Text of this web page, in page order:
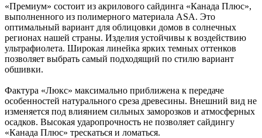
«Премиум» состоит из акрилового сайдинга «Канада Плюс»,
выполненного из полимерного материала ASA. Это
оптимальный вариант для облицовки домов в солнечных
регионах нашей страны. Изделия устойчивы к воздействию
ультрафиолета. Широкая линейка ярких темных оттенков
позволяет выбрать самый подходящий по стилю вариант
обшивки.
Фактура «Люкс» максимально приближена к передаче
особенностей натурального среза древесины. Внешний вид не
изменяется под влиянием сильных заморозков и атмосферных
осадков. Высокая ударопрочность не позволяет сайдингу
«Канада Плюс» трескаться и ломаться.